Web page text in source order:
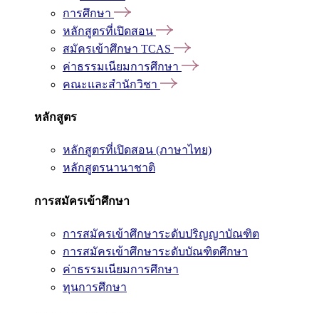
การศึกษา
หลักสูตรที่เปิดสอน
สมัครเข้าศึกษา TCAS
ค่าธรรมเนียมการศึกษา
คณะและสำนักวิชา
หลักสูตร
หลักสูตรที่เปิดสอน (ภาษาไทย)
หลักสูตรนานาชาติ
การสมัครเข้าศึกษา
การสมัครเข้าศึกษาระดับปริญญาบัณฑิต
การสมัครเข้าศึกษาระดับบัณฑิตศึกษา
ค่าธรรมเนียมการศึกษา
ทุนการศึกษา